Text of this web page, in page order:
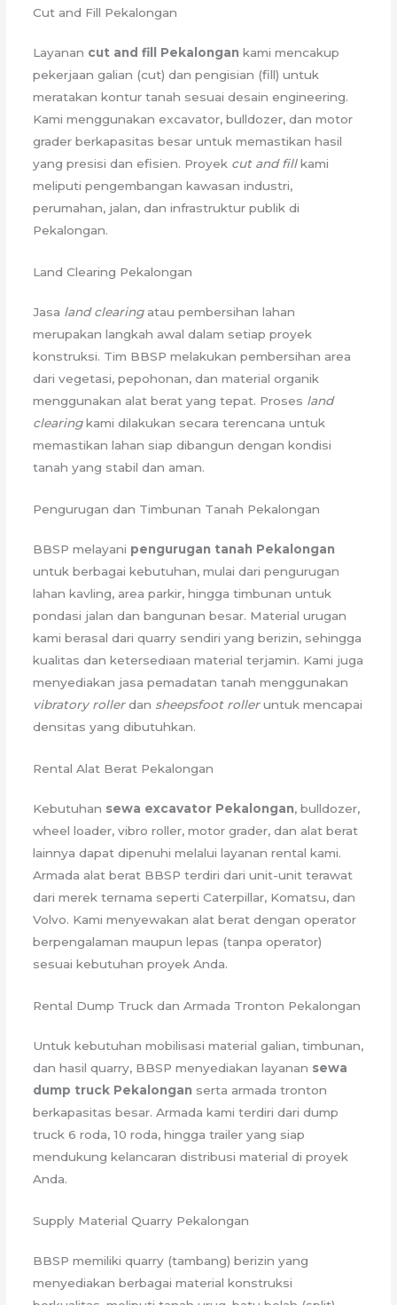
Cut and Fill Pekalongan
Layanan cut and fill Pekalongan kami mencakup
pekerjaan galian (cut) dan pengisian (fill) untuk
meratakan kontur tanah sesuai desain engineering.
Kami menggunakan excavator, bulldozer, dan motor
grader berkapasitas besar untuk memastikan hasil
yang presisi dan efisien. Proyek cut and fillkami
meliputi pengembangan kawasan industri,
perumahan, jalan, dan infrastruktur publik di
Pekalongan.
Land Clearing Pekalongan
Jasa land clearingatau pembersihan lahan
merupakan langkah awal dalam setiap proyek
konstruksi. Tim BBSP melakukan pembersihan area
dari vegetasi, pepohonan, dan material organik
menggunakan alat berat yang tepat. Proses land
clearingkami dilakukan secara terencana untuk
memastikan lahan siap dibangun dengan kondisi
tanah yang stabil dan aman.
Pengurugan dan Timbunan Tanah Pekalongan
BBSP melayani pengurugan tanah Pekalongan
untuk berbagai kebutuhan, mulai dari pengurugan
lahan kavling, area parkir, hingga timbunan untuk
pondasi jalan dan bangunan besar. Material urugan
kami berasal dari quarry sendiri yang berizin, sehingga
kualitas dan ketersediaan material terjamin. Kami juga
menyediakan jasa pemadatan tanah menggunakan
vibratory rollerdan sheepsfoot rolleruntuk mencapai
densitas yang dibutuhkan.
Rental Alat Berat Pekalongan
Kebutuhan sewa excavator Pekalongan, bulldozer,
wheel loader, vibro roller, motor grader, dan alat berat
lainnya dapat dipenuhi melalui layanan rental kami.
Armada alat berat BBSP terdiri dari unit-unit terawat
dari merek ternama seperti Caterpillar, Komatsu, dan
Volvo. Kami menyewakan alat berat dengan operator
berpengalaman maupun lepas (tanpa operator)
sesuai kebutuhan proyek Anda.
Rental Dump Truck dan Armada Tronton Pekalongan
Untuk kebutuhan mobilisasi material galian, timbunan,
dan hasil quarry, BBSP menyediakan layanan sewa
dump truck Pekalongan serta armada tronton
berkapasitas besar. Armada kami terdiri dari dump
truck 6 roda, 10 roda, hingga trailer yang siap
mendukung kelancaran distribusi material di proyek
Anda.
Supply Material Quarry Pekalongan
BBSP memiliki quarry (tambang) berizin yang
menyediakan berbagai material konstruksi